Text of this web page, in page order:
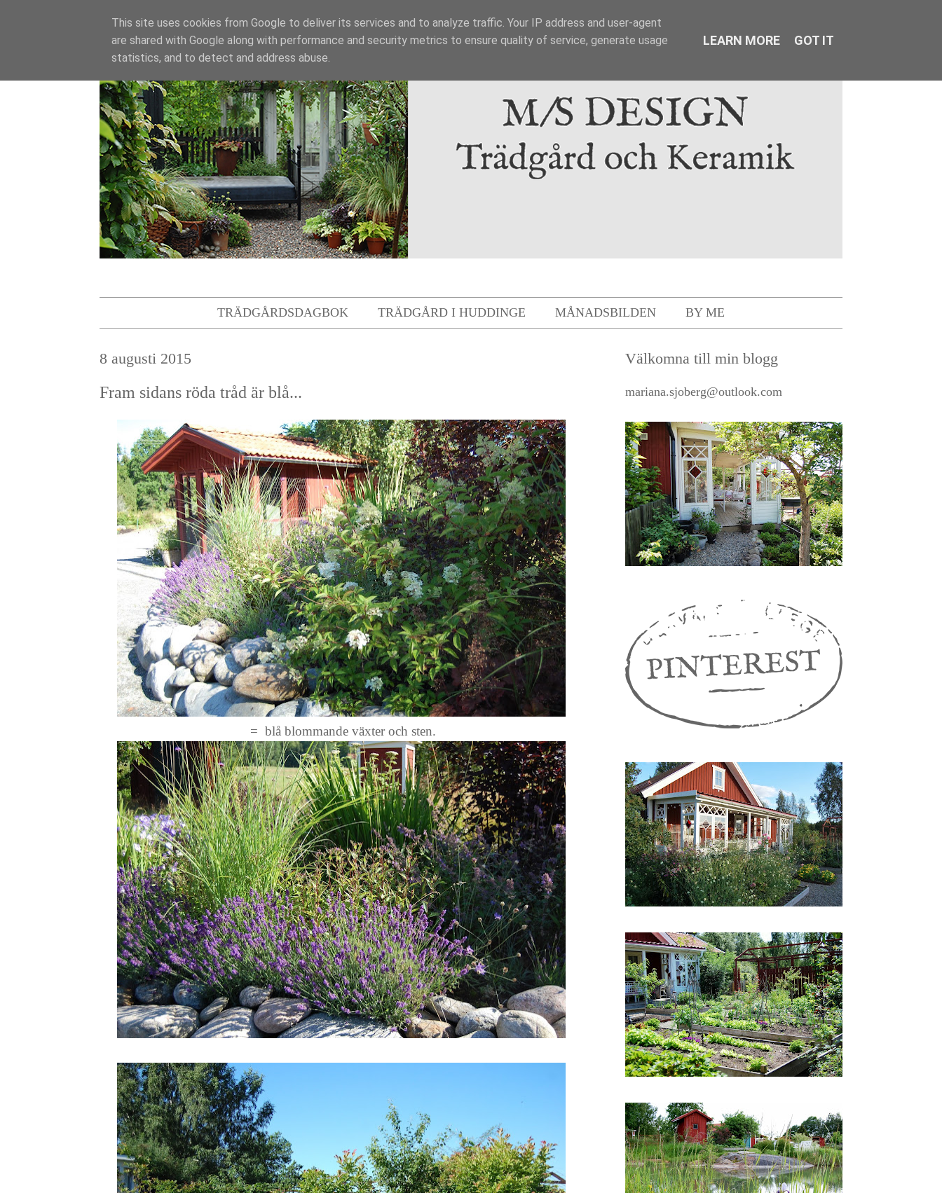
TRÄDGÅRDSDAGBOK TRÄDGÅRD I HUDDINGE MÅNADSBILDEN BY ME
8 augusti 2015
Fram sidans röda tråd är blå...
= blå blommande växter och sten.
Välkomna till min blogg
mariana.sjoberg@outlook.com
This site uses cookies from Google to deliver its services and to analyze traffic. Your IP address and user-agent
are shared with Google along with performance and security metrics to ensure quality of service, generate usage
statistics, and to detect and address abuse.
LEARN MORE GOT IT